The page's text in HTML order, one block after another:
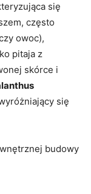
się
często
owoc),
pitaja z
skórce i
się
budowy